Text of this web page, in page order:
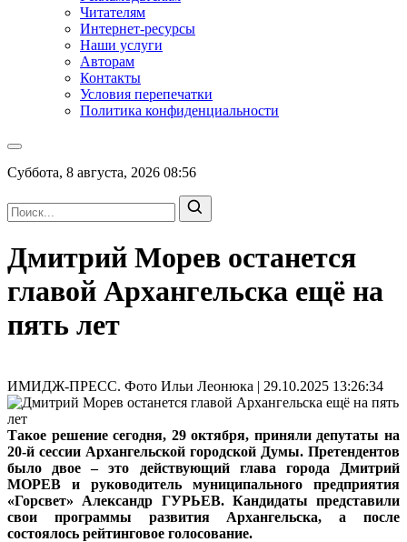
Читателям
Интернет-ресурсы
Наши услуги
Авторам
Контакты
Условия перепечатки
Политика конфиденциальности
Суббота, 8 августа, 2026 08:56
Дмитрий Морев останется
главой Архангельска ещё на
пять лет
ИМИДЖ-ПРЕСС. Фото Ильи Леонюка | 29.10.2025 13:26:34
Такое решение сегодня, 29 октября, приняли депутаты на
20-й сессии Архангельской городской Думы. Претендентов
было двое – это действующий глава города Дмитрий
МОРЕВ и руководитель муниципального предприятия
«Горсвет» Александр ГУРЬЕВ. Кандидаты представили
свои программы развития Архангельска, а после
состоялось рейтинговое голосование.